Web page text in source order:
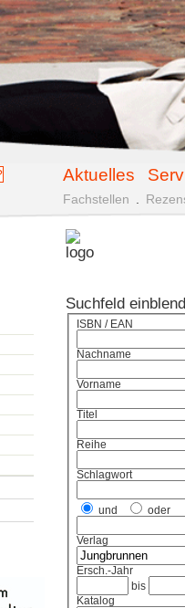
Aktuelles
Fachstellen
Suchfeld
ISBN / EAN
Nachname
Vorname
Titel
Reihe
Schlagwort
und oder
Verlag
Ersch.-Jahr
bis
Katalog